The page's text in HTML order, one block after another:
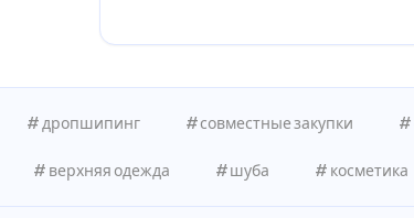
дропшипинг совместные закупки
верхняя одежда шуба косметика